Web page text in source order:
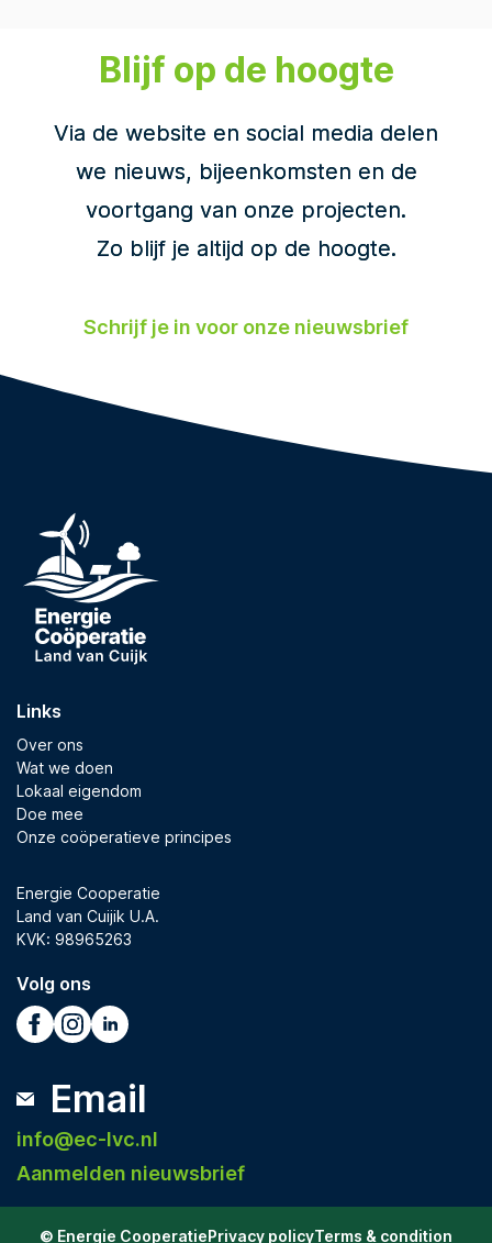
Blijf op de hoogte
Via de website en social media delen
we nieuws, bijeenkomsten en de
voortgang van onze projecten.
Zo blijf je altijd op de hoogte.
Schrijf je in voor onze nieuwsbrief
Links
Over ons
Wat we doen
Lokaal eigendom
Doe mee
Onze coöperatieve principes
Energie Cooperatie
Land van Cuijik U.A.
KVK: 98965263
Volg ons
Email
info@ec-lvc.nl
Aanmelden nieuwsbrief
© Energie CooperatiePrivacy policyTerms & condition